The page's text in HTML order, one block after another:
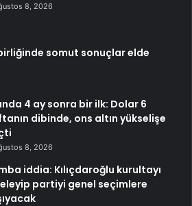
8, 2026
somut sonuçlar elde
4 ay sonra bir ilk: Dolar 6
dibinde, ons altın yükselişe
8, 2026
iddia: Kılıçdaroğlu kurultayı
partiyi genel seçimlere